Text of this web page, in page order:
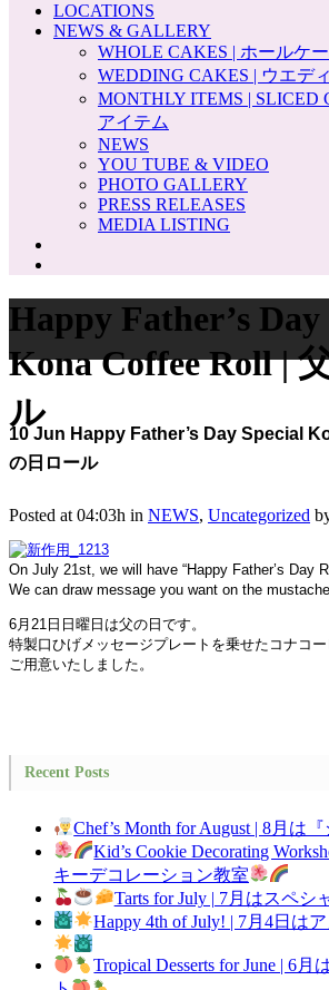
LOCATIONS
NEWS & GALLERY
WHOLE CAKES | ホールケ
WEDDING CAKES | ウエデ
MONTHLY ITEMS | SLICED
アイテム
NEWS
YOU TUBE & VIDEO
PHOTO GALLERY
PRESS RELEASES
MEDIA LISTING
Happy Father’s Day
Kona Coffee Roll |
ル
10 Jun Happy Father’s Day Special
の日ロール
Posted at 04:03h in NEWS, Uncategorized
On July 21st, we will have “Happy Father’s Day
We can draw message you want on the
6月21日日曜日は父の日です。
特製口ひげメッセージプレートを乗せたコナコ
ご用意いたしました。
Recent Posts
Chef’s Month for August | 8月は
Kid’s Cookie Decorating
キーデコレーション教室
Tarts for July | 7月はスペシ
Happy 4th of July! | 7月4日は
Tropical Desserts for June | 6